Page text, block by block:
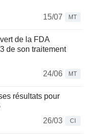
15/07
MT
de la FDA
de son traitement
24/06
MT
résultats pour
26/03
CI